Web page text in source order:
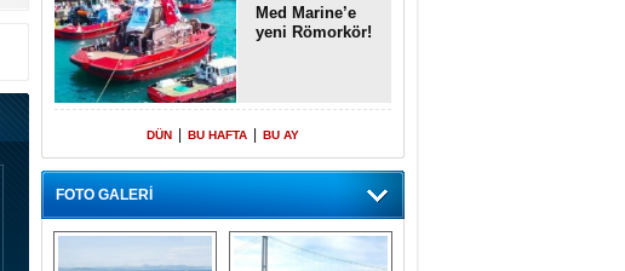
Med Marine’e
yeni Römorkör!
DÜN BU HAFTA BU AY
FOTO GALERİ